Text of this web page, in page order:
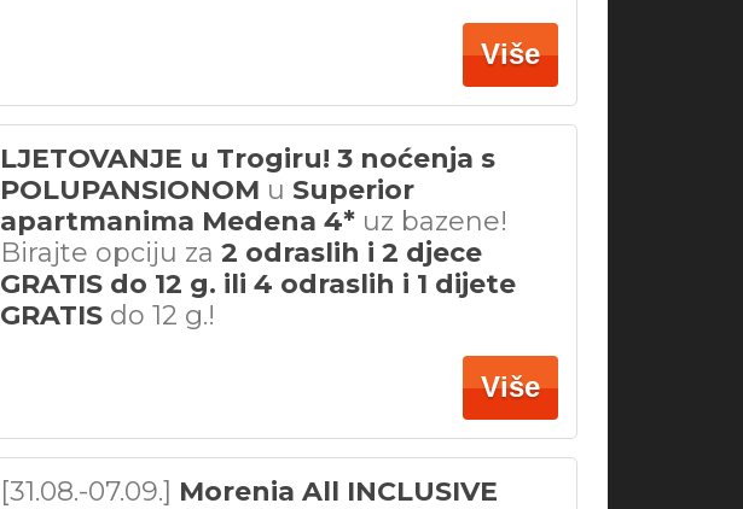
Više
LJETOVANJE u Trogiru! 3 noćenja s
POLUPANSIONOM u Superior
apartmanima Medena 4* uz bazene!
Birajte opciju za 2 odraslih i 2 djece
GRATIS do 12 g. ili 4 odraslih i 1 dijete
GRATIS do 12 g.!
Više
[31.08.-07.09.] Morenia All INCLUSIVE